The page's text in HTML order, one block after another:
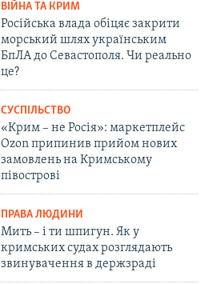
ВІЙНА ТА КРИМ
Російська влада обіцяє закрити
морський шлях українським
БпЛА до Севастополя. Чи реально
це?
СУСПІЛЬСТВО
«Крим – не Росія»: маркетплейс
Ozon припинив прийом нових
замовлень на Кримському
півострові
ПРАВА ЛЮДИНИ
Мить – і ти шпигун. Як у
кримських судах розглядають
звинувачення в держзраді